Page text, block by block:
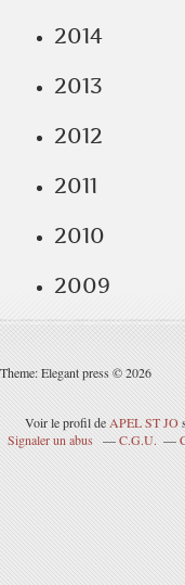
2014
2013
2012
2011
2010
2009
Theme: Elegant press © 2026
Voir le profil de APEL ST JO
Signaler un abus
C.G.U.